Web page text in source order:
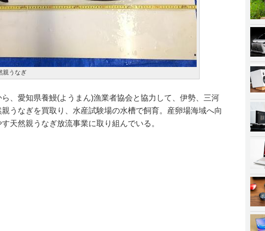
親うなぎ
、愛知県養鰻(ようまん)漁業者協会と協力して、伊勢、三河
うなぎを買取り、水産試験場の水槽で飼育。産卵場海域へ向
天然親うなぎ放流事業に取り組んでいる。